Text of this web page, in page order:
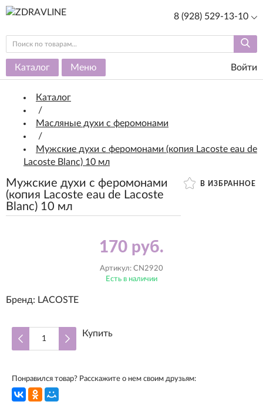
8 (928) 529-13-10
Каталог Меню Войти
Каталог
/
Масляные духи с феромонами
/
Мужские духи с феромонами (копия Lacoste eau de
Lacoste Blanc) 10 мл
В ИЗБРАННОЕ
Мужские духи с феромонами
(копия Lacoste eau de Lacoste
Blanc) 10 мл
170 руб.
Артикул: CN2920
Есть в наличии
Бренд: LACOSTE
Купить
Понравился товар? Расскажите о нем своим друзьям: